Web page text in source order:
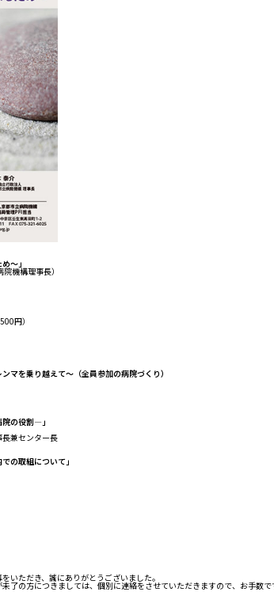
～」
機構理事長）
円）
マを乗り越えて～（全員参加の病院づくり）
の役割―」
兼センター長
の取組について」
ただき、誠にありがとうございました。
の方につきましては、個別に連絡をさせていただきますので、お手数で